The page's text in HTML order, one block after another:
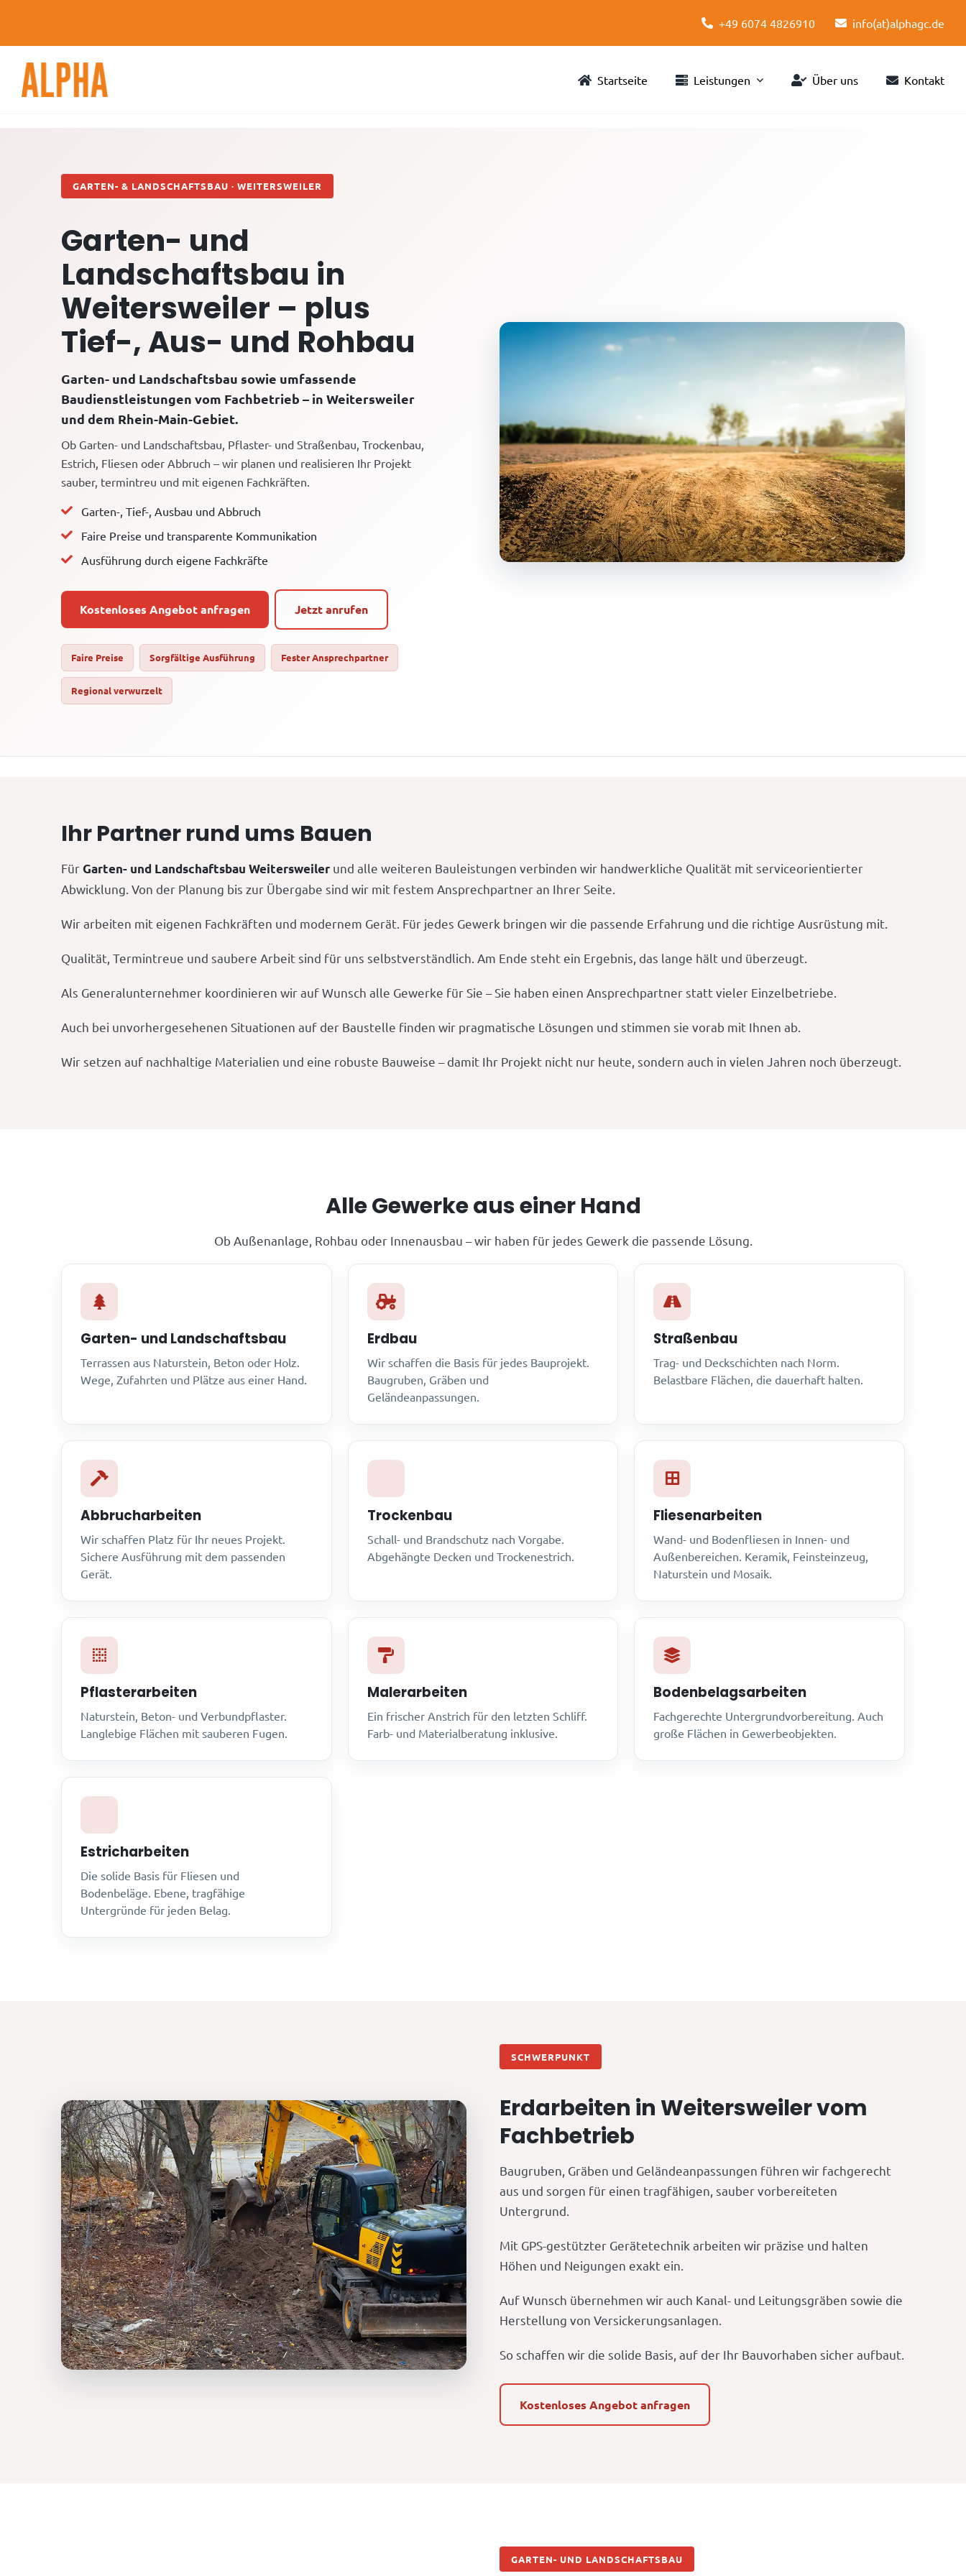
content
+49 6074 4826910 info(at)alphagc.de
Startseite Leistungen Über uns Kontakt
GARTEN- & LANDSCHAFTSBAU · WEITERSWEILER
Garten- und
Landschaftsbau in
Weitersweiler – plus
Tief-, Aus- und Rohbau
Garten- und Landschaftsbau sowie umfassende
Baudienstleistungen vom Fachbetrieb – in Weitersweiler
und dem Rhein-Main-Gebiet.
Ob Garten- und Landschaftsbau, Pflaster- und Straßenbau, Trockenbau,
Estrich, Fliesen oder Abbruch – wir planen und realisieren Ihr Projekt
sauber, termintreu und mit eigenen Fachkräften.
Garten-, Tief-, Ausbau und Abbruch
Faire Preise und transparente Kommunikation
Ausführung durch eigene Fachkräfte
Kostenloses Angebot anfragen Jetzt anrufen
Faire Preise Sorgfältige Ausführung Fester Ansprechpartner
Regional verwurzelt
Ihr Partner rund ums Bauen
FürGarten- und Landschaftsbau Weitersweiler und alle weiteren Bauleistungen verbinden wir handwerkliche Qualität mit serviceorientierter
Abwicklung. Von der Planung bis zur Übergabe sind wir mit festem Ansprechpartner an Ihrer Seite.
Wir arbeiten mit eigenen Fachkräften und modernem Gerät. Für jedes Gewerk bringen wir die passende Erfahrung und die richtige Ausrüstung mit.
Qualität, Termintreue und saubere Arbeit sind für uns selbstverständlich. Am Ende steht ein Ergebnis, das lange hält und überzeugt.
Als Generalunternehmer koordinieren wir auf Wunsch alle Gewerke für Sie – Sie haben einen Ansprechpartner statt vieler Einzelbetriebe.
Auch bei unvorhergesehenen Situationen auf der Baustelle finden wir pragmatische Lösungen und stimmen sie vorab mit Ihnen ab.
Wir setzen auf nachhaltige Materialien und eine robuste Bauweise – damit Ihr Projekt nicht nur heute, sondern auch in vielen Jahren noch überzeugt.
Alle Gewerke aus einer Hand
Ob Außenanlage, Rohbau oder Innenausbau – wir haben für jedes Gewerk die passende Lösung.
Garten- und Landschaftsbau
Terrassen aus Naturstein, Beton oder Holz.
Wege, Zufahrten und Plätze aus einer Hand.
Erdbau
Wir schaffen die Basis für jedes Bauprojekt.
Baugruben, Gräben und
Geländeanpassungen.
Straßenbau
Trag- und Deckschichten nach Norm.
Belastbare Flächen, die dauerhaft halten.
Abbrucharbeiten
Wir schaffen Platz für Ihr neues Projekt.
Sichere Ausführung mit dem passenden
Gerät.
Trockenbau
Schall- und Brandschutz nach Vorgabe.
Abgehängte Decken und Trockenestrich.
Fliesenarbeiten
Wand- und Bodenfliesen in Innen- und
Außenbereichen. Keramik, Feinsteinzeug,
Naturstein und Mosaik.
Pflasterarbeiten
Naturstein, Beton- und Verbundpflaster.
Langlebige Flächen mit sauberen Fugen.
Malerarbeiten
Ein frischer Anstrich für den letzten Schliff.
Farb- und Materialberatung inklusive.
Bodenbelagsarbeiten
Fachgerechte Untergrundvorbereitung. Auch
große Flächen in Gewerbeobjekten.
Estricharbeiten
Die solide Basis für Fliesen und
Bodenbeläge. Ebene, tragfähige
Untergründe für jeden Belag.
SCHWERPUNKT
Erdarbeiten in Weitersweiler vom
Fachbetrieb
Baugruben, Gräben und Geländeanpassungen führen wir fachgerecht
aus und sorgen für einen tragfähigen, sauber vorbereiteten
Untergrund.
Mit GPS-gestützter Gerätetechnik arbeiten wir präzise und halten
Höhen und Neigungen exakt ein.
Auf Wunsch übernehmen wir auch Kanal- und Leitungsgräben sowie die
Herstellung von Versickerungsanlagen.
So schaffen wir die solide Basis, auf der Ihr Bauvorhaben sicher aufbaut.
Kostenloses Angebot anfragen
GARTEN- UND LANDSCHAFTSBAU